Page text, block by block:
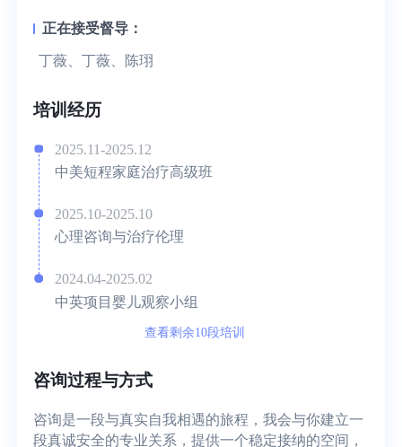
正在接受督导：
丁薇、丁薇、陈珝
培训经历
2025.11-2025.12
中美短程家庭治疗高级班
2025.10-2025.10
心理咨询与治疗伦理
2024.04-2025.02
中英项目婴儿观察小组
查看剩余10段培训
咨询过程与方式
咨询是一段与真实自我相遇的旅程，我会与你建立一
段真诚安全的专业关系，提供一个稳定接纳的空间，